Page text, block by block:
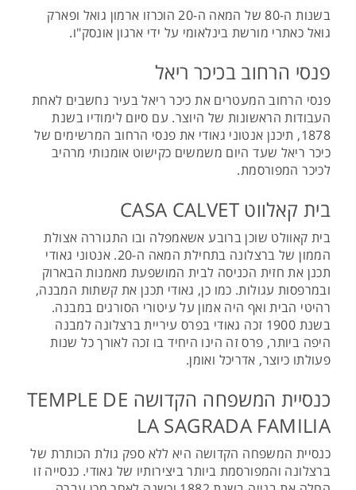
בשנות ה-80 של המאה ה-20 הוכרזו ארמון גואל ופארק
גואל כאתרי מורשת בינלאומי על ידי ארגון אונסק"ו.
פנסי הרחוב בכיכר ריאל
פנסי הרחוב המעטרים את כיכר ריאל בעיר נחשבים לאחת
העבודות הראשונות של היוצר. עם סיום לימודיו בשנת
1878, תיכנן אנטוני גאודי את פנסי הרחוב המרשימים של
כיכר ריאל שעד היום משמשים כקישוט אומנותי מרהיב
לכיכר המפורסמת.
בית קאלווט CASA CALVET
בית קאוולט שוכן ברובע אשאמפלה ובו התגוררה אצולת
הממון של ברצלונה בתחילת המאה ה-20. אנטוני גאודי
תכנן את חזית הכניסה לבית המושפעת מאמנות הבארוק
ובמרפסות עגולות. כמו כן, גאודי תכנן את קשתות המבנה,
רהיטי הבית ואף היה אמון על עיטורי הסורגים במבנה.
בשנת 1900 זכה גאודי בפרס עיריית ברצלונה למבנה
היפה ביותר, פרס זה הינו היחיד בו זכה לאורך כל שנות
פעולתו כיוצר, אדריכל ואומן.
כנסיית המשפחה הקדושה TEMPLE DE
LA SAGRADA FAMILIA
כנסיית המשפחה הקדושה היא ללא ספק גולת הכותרת של
ברצלונה והמפורסמת ביותר ביצירותיו של גאודי. כנסייה זו